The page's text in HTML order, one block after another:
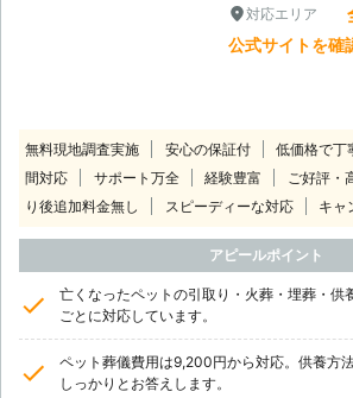
対応エリア
公式サイトを確
無料現地調査実施 安心の保証付 低価格で丁
間対応
サポート万全 経験豊富 ご好評・
り後追加料金無し
スピーディーな対応 キャ
アピールポイント
亡くなったペットの引取り・火葬・埋葬・供
ごとに対応しています。
ペット葬儀費用は9,200円から対応。供養方
しっかりとお答えします。